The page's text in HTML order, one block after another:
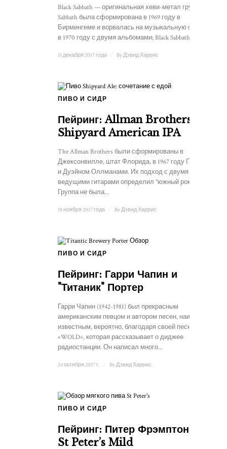
Black Sabbath — оригинальная хеви-метал группа.
Sabbath была сформирована в 1969 году в
Бирмингеме и ворвалась на музыкальную сцену
в 1970 году с двумя альбомами; Black Sabbath …
11 декабря 2017 года ByДэвид Харрис
ПИВО И СИДР
Пейринг: Allman Brothers и
Shipyard American IPA
The Allman Brothers были сформированы в
Джексонвилле, штат Флорида, в 1967 году Грегом
и Дуэйном Оллманами. Их подход с двумя
ведущими гитарами определил "южный рок".
Группа не была...
18 ноября 2017 года ByДэвид Харрис
ПИВО И СИДР
Пейринг: Гарри Чапин и
"Титаник" Портер
Гарри Чапин (1942-1981) был прекрасным
американским певцом и автором песен, наиболее
известным, вероятно, благодаря своей песне
«WOLD», которая рассказывает о диджее
радиостанции. Он написал много...
24 октября 2017 г. ByДэвид Харрис
ПИВО И СИДР
Пейринг: Питер Фрэмптон &
St Peter’s Mild